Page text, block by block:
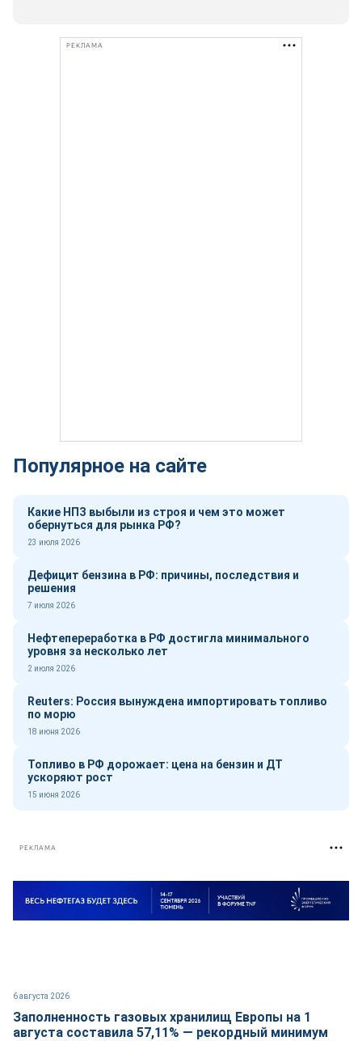
РЕКЛАМА
Популярное на сайте
Какие НПЗ выбыли из строя и чем это может
обернуться для рынка РФ?
23 июля 2026
Дефицит бензина в РФ: причины, последствия и
решения
7 июля 2026
Нефтепереработка в РФ достигла минимального
уровня за несколько лет
2 июля 2026
Reuters: Россия вынуждена импортировать топливо
по морю
18 июня 2026
Топливо в РФ дорожает: цена на бензин и ДТ
ускоряют рост
15 июня 2026
РЕКЛАМА
6 августа 2026
Заполненность газовых хранилищ Европы на 1
августа составила 57,11% — рекордный минимум